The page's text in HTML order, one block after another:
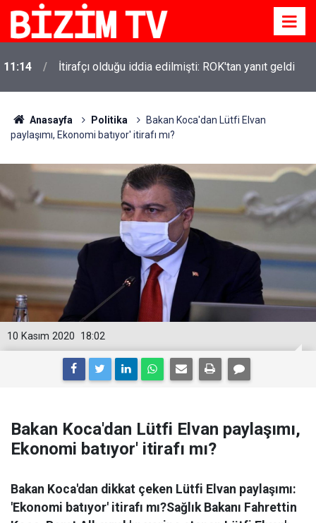
11:14 İtirafçı olduğu iddia edilmişti: ROK'tan yanıt geldi
Anasayfa Politika
Bakan Koca'dan Lütfi Elvan
paylaşımı, Ekonomi batıyor' itirafı mı?
18:02
10 Kasım 2020
Bakan Koca'dan Lütfi Elvan paylaşımı,
Ekonomi batıyor' itirafı mı?
Bakan Koca'dan dikkat çeken Lütfi Elvan paylaşımı:
'Ekonomi batıyor' itirafı mı?Sağlık Bakanı Fahrettin